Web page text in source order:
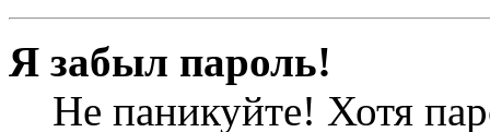
Я забыл пароль!
Не паникуйте! Хотя